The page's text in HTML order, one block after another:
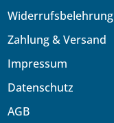
Widerrufsbelehrung
Zahlung & Versand
Impressum
Datenschutz
AGB